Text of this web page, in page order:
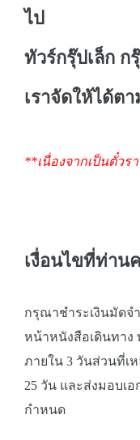
ไป
ทัวร์กรุ๊ปเล็ก
เราจัดให้ได้ต
**เนื่องจากเป็นตั๋วร
เงื่อนไขที่ท่าน
กรุณาชำระเงินมัดจ
หน้าหนังสือเดินทาง
ภายใน 3 วันส่วนที่เ
25 วัน และส่งมอบเ
กำหนด